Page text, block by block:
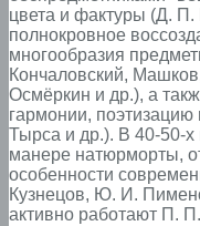
цвета и фактуры (Д.
полнокровное
многообразия
Кончаловский,
Осмёркин и др.), а
гармонии,
Тырса и др.). В 40-50-х
манере натюрморты,
особенности
Кузнецов, Ю. И.
активно работают П.